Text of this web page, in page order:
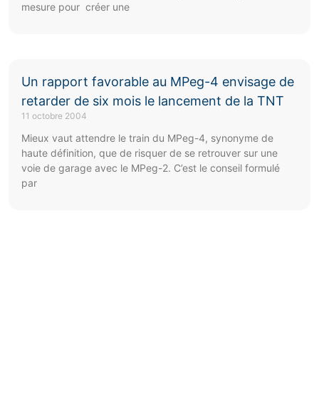
mesure pour créer une
Un rapport favorable au MPeg-4 envisage de
retarder de six mois le lancement de la TNT
11 octobre 2004
Mieux vaut attendre le train du MPeg-4, synonyme de
haute définition, que de risquer de se retrouver sur une
voie de garage avec le MPeg-2. C’est le conseil formulé
par